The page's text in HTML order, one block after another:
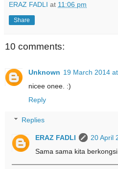
ERAZ FADLI at 11:06 pm
Share
10 comments:
Unknown 19 March 2014
nicee onee. :)
Reply
Replies
ERAZ FADLI
20 April
Sama sama kita